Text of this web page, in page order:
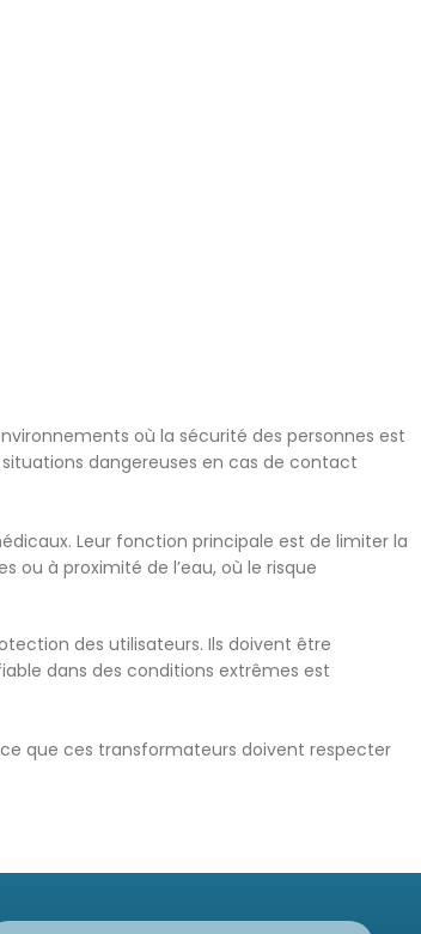
où la sécurité des personnes est
dangereuses en cas de contact
Leur fonction principale est de limiter la
ou à proximité de l’eau, où le risque
des utilisateurs. Ils doivent être
dans des conditions extrêmes est
que ces transformateurs doivent respecter